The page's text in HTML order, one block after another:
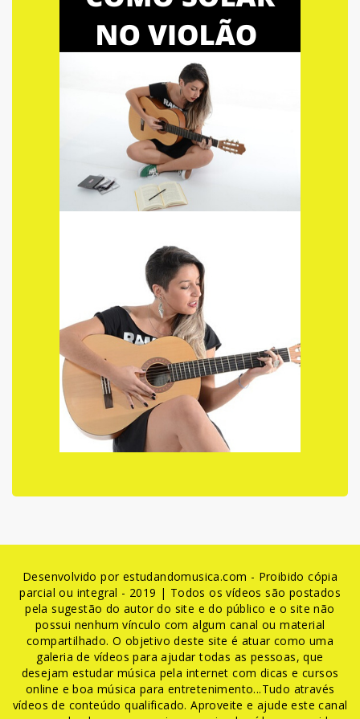
Desenvolvido por estudandomusica.com - Proibido cópia
parcial ou integral - 2019 | Todos os vídeos são postados
pela sugestão do autor do site e do público e o site não
possui nenhum vínculo com algum canal ou material
compartilhado. O objetivo deste site é atuar como uma
galeria de vídeos para ajudar todas as pessoas, que
desejam estudar música pela internet com dicas e cursos
online e boa música para entretenimento...Tudo através
vídeos de conteúdo qualificado. Aproveite e ajude este canal